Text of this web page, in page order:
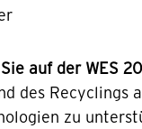
Sie auf der WES
des Recyclings
zu